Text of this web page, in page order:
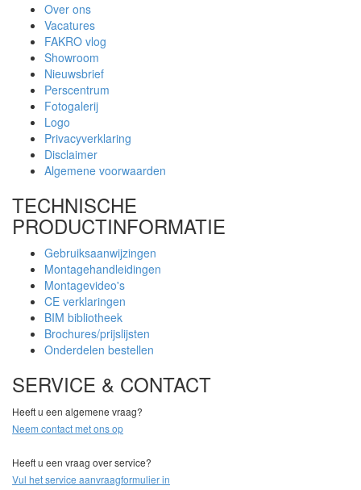
Over ons
Vacatures
FAKRO vlog
Showroom
Nieuwsbrief
Perscentrum
Fotogalerij
Logo
Privacyverklaring
Disclaimer
Algemene voorwaarden
TECHNISCHE
PRODUCTINFORMATIE
Gebruiksaanwijzingen
Montagehandleidingen
Montagevideo's
CE verklaringen
BIM bibliotheek
Brochures/prijslijsten
Onderdelen bestellen
SERVICE & CONTACT
Heeft u een algemene vraag?
Neem contact met ons op
Heeft u een vraag over service?
Vul het service aanvraagformulier in